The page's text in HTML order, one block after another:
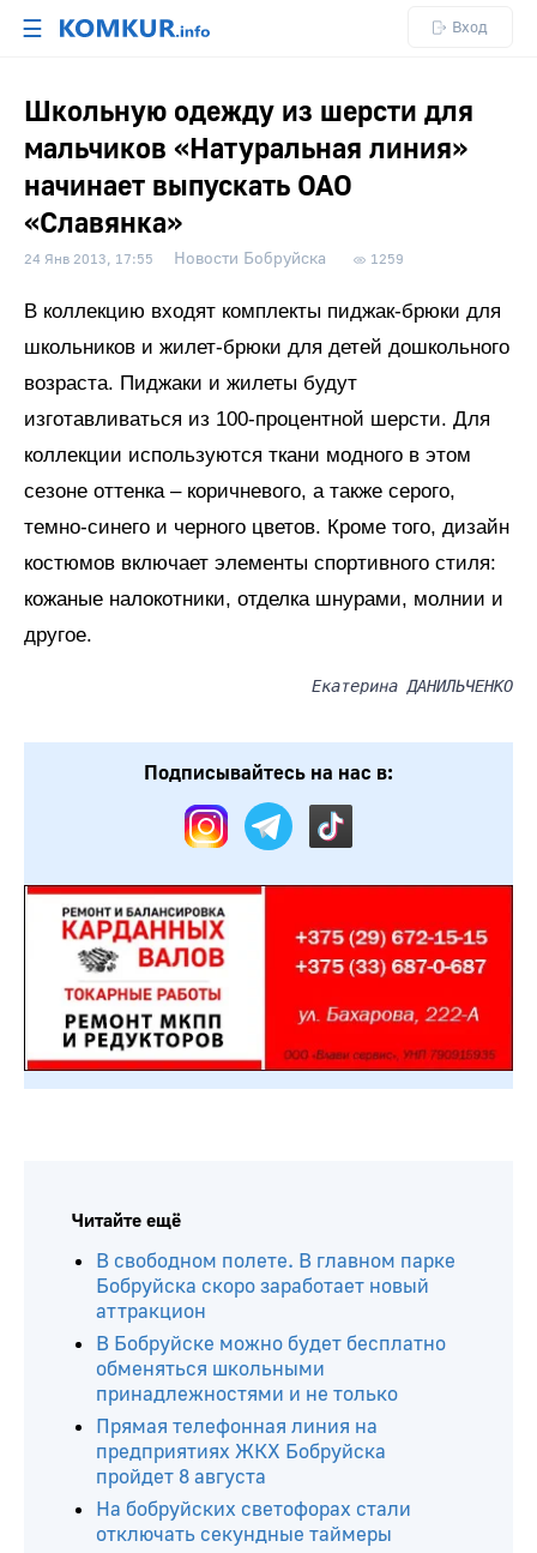
☰ Вход
Школьную одежду из шерсти для
мальчиков «Натуральная линия»
начинает выпускать ОАО
«Славянка»
24 Янв 2013, 17:55 Новости Бобруйска 1259
В коллекцию входят комплекты пиджак-брюки для
школьников и жилет-брюки для детей дошкольного
возраста. Пиджаки и жилеты будут
изготавливаться из 100-процентной шерсти. Для
коллекции используются ткани модного в этом
сезоне оттенка – коричневого, а также серого,
темно-синего и черного цветов. Кроме того, дизайн
костюмов включает элементы спортивного стиля:
кожаные налокотники, отделка шнурами, молнии и
другое.
Екатерина ДАНИЛЬЧЕНКО
Подписывайтесь на нас в:
Читайте ещё
В свободном полете. В главном парке
Бобруйска скоро заработает новый
аттракцион
В Бобруйске можно будет бесплатно
обменяться школьными
принадлежностями и не только
Прямая телефонная линия на
предприятиях ЖКХ Бобруйска
пройдет 8 августа
На бобруйских светофорах стали
отключать секундные таймеры